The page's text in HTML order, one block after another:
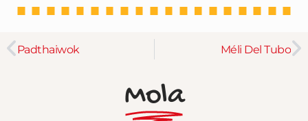
Instagram
Padthaiwok Méli Del Tubo
Mola